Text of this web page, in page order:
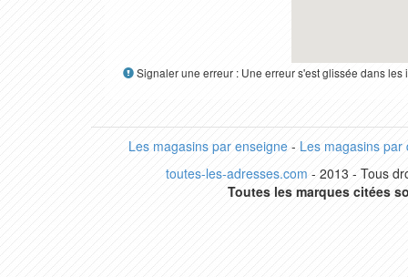
Signaler une erreur : Une erreur s'est glissée dans
Les magasins par enseigne- Les magasins par
toutes-les-adresses.com - 2013 - Tous
Toutes les marques citées